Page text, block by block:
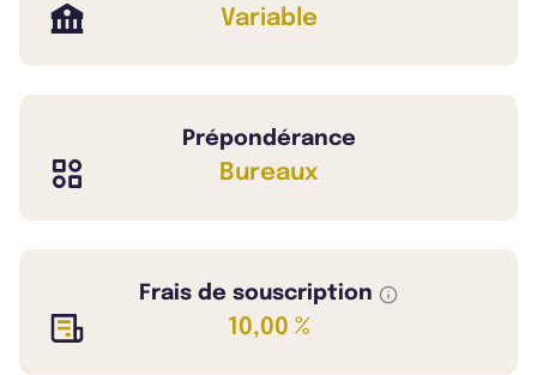
Variable
Prépondérance
Bureaux
Frais de souscription
10,00 %